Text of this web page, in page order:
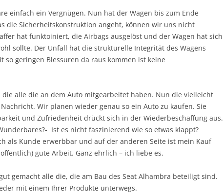
einfach ein Vergnügen. Nun hat der Wagen bis zum Ende
die Sicherheitskonstruktion angeht, können wir uns nicht
hat funktoiniert, die Airbags ausgelöst und der Wagen hat sich
sollte. Der Unfall hat die strukturelle Integrität des Wagens
so geringen Blessuren da raus kommen ist keine
die alle die an dem Auto mitgearbeitet haben. Nun die vielleicht
Wir planen wieder genau so ein Auto zu kaufen. Sie
und Zufriedenheit drückt sich in der Wiederbeschaffung aus.
Ist es nicht faszinierend wie so etwas klappt?
als Kunde erwerbbar und auf der anderen Seite ist mein Kauf
gute Arbeit. Ganz ehrlich – ich liebe es.
gemacht alle die, die am Bau des Seat Alhambra beteiligt sind.
mit einem Ihrer Produkte unterwegs.